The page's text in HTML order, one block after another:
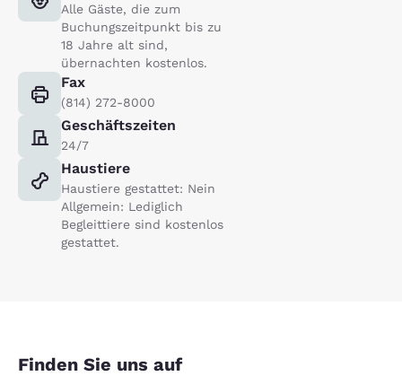
Alle Gäste, die zum
Buchungszeitpunkt bis zu
18 Jahre alt sind,
übernachten kostenlos.
Fax
(814) 272-8000
Geschäftszeiten
24/7
Haustiere
Haustiere gestattet: Nein
Allgemein: Lediglich
Begleittiere sind kostenlos
gestattet.
Finden Sie uns auf